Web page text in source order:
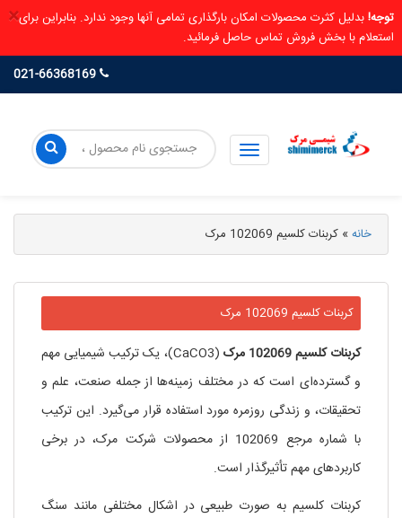
× توجه!بدلیل کثرت محصولات امکان بارگذاری تمامی آنها وجود ندارد. بنابراین برای
استعلام با بخش فروش تماس حاصل فرمائید.
خانه» کربنات کلسیم 102069 مرک
کربنات کلسیم 102069 مرک
کربنات کلسیم102069 مرک
(CaCO3)، یک ترکیب شیمیایی مهم
و گسترده‌ای است که در مختلف زمینه‌ها از جمله صنعت، علم و
تحقیقات، و زندگی روزمره مورد استفاده قرار می‌گیرد. این ترکیب
با شماره مرجع 102069 از محصولات شرکت مرک، در برخی
کاربردهای مهم تأثیرگذار است.
کربنات کلسیم به صورت طبیعی در اشکال مختلفی مانند سنگ